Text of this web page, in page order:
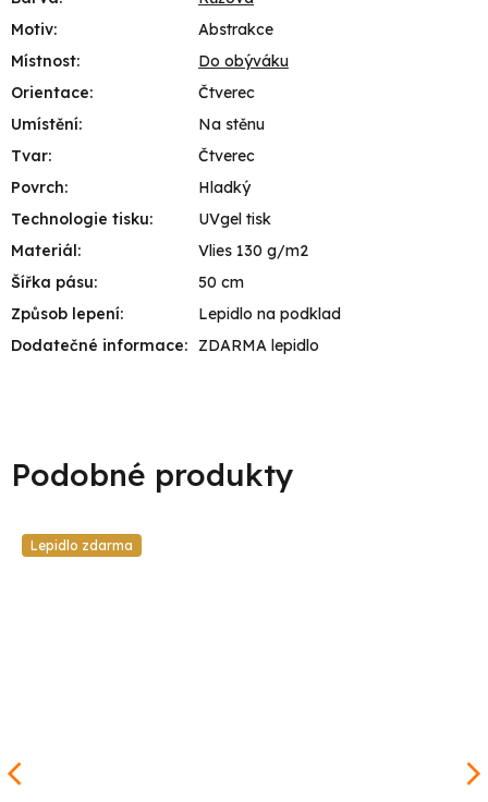
Motiv:
Abstrakce
Místnost:
Do obýváku
Orientace:
Čtverec
Umístění:
Na stěnu
Tvar:
Čtverec
Povrch:
Hladký
Technologie tisku:
UVgel tisk
Materiál:
Vlies 130 g/m2
Šířka pásu:
50 cm
Způsob lepení:
Lepidlo na podklad
Dodatečné informace: ZDARMA lepidlo
Lepidlo zdarma